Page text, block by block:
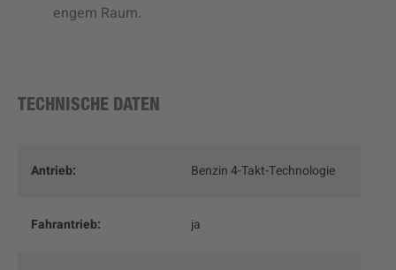
engem Raum.
TECHNISCHE DATEN
Antrieb: Benzin 4-Takt-Technologie
Fahrantrieb: ja